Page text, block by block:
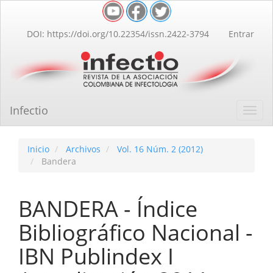
Contenido
principal
lateral
DOI: https://doi.org/10.22354/issn.2422-3794 Entrar
Infectio
Inicio Archivos
Vol. 16 Núm. 2 (2012)
Bandera
BANDERA - Índice
Bibliográfico Nacional -
IBN Publindex I